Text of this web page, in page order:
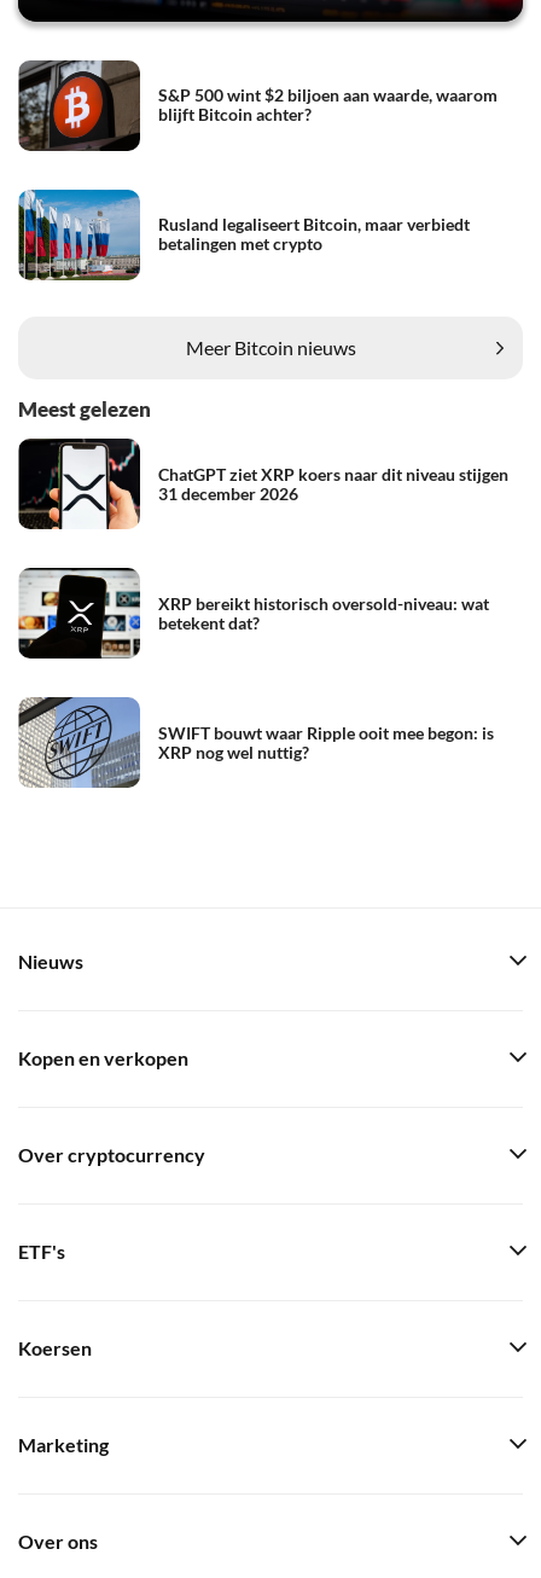
S&P 500 wint $2 biljoen aan waarde, waarom
blijft Bitcoin achter?
Rusland legaliseert Bitcoin, maar verbiedt
betalingen met crypto
Meer Bitcoin nieuws
Meest gelezen
ChatGPT ziet XRP koers naar dit niveau stijgen
31 december 2026
XRP bereikt historisch oversold-niveau: wat
betekent dat?
SWIFT bouwt waar Ripple ooit mee begon: is
XRP nog wel nuttig?
Nieuws
Kopen en verkopen
Over cryptocurrency
ETF's
Koersen
Marketing
Over ons